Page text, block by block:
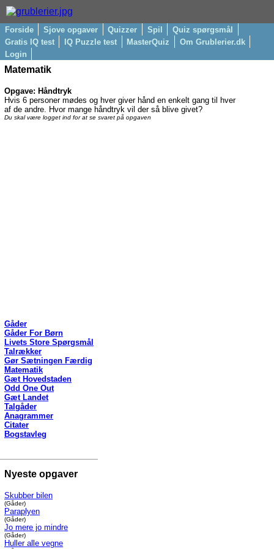
Forside Sjove opgaver Quizzer Spil
Quiz spørgsmål
Gratis IQ test
IQ Puzzle test MasterQuiz
Om Grublerier.dk
Login
Matematik
Opgave: Håndtryk
Hvis 6 personer mødes og hver giver hånd en enkelt gang til hver
af de andre. Hvor mange håndtryk vil der så blive givet?
Du skal være logget ind for at se svaret på opgaven
Gåder
Gåder For Børn
Livets Store Spørgsmål
Talrækker
Gør Sætningen Færdig
Matematik
Gæt Hovedstaden
Odd One Out
Gæt Landet
Talgåder
Anagrammer
Citater
Bogstavleg
Nyeste opgaver
Skubber bilen
(Gåder)
Paraplyen
(Gåder)
Jo mere jo mindre
(Gåder)
Huller alle vegne